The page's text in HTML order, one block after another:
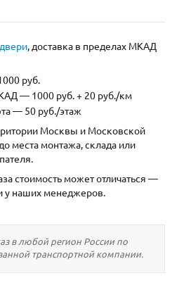
, доставка в пределах МКАД
руб.
— 1000 руб. + 20 руб./км
— 50 руб./этаж
Москвы и Московской
места монтажа, склада или
стоимость может отличаться —
у наших менеджеров.
в любой регион России по
транспортной компании.